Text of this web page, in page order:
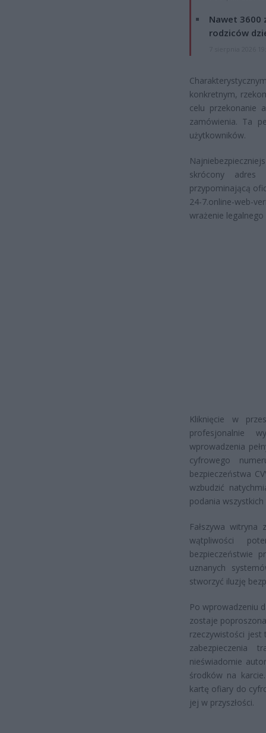
Nawet 3600
rodziców
konkretnym,
celu przekonanie
zamówienia. Ta
użytkowników.
skrócony adres
przypominającą
24-7.online-web-
wrażenie
Kliknięcie w
profesjonalnie
wprowadzenia
cyfrowego
bezpieczeństwa
wzbudzić
podania
Fałszywa
wątpliwości
bezpieczeństwie
uznanych
stworzyć iluzję
Po wprowadzeniu
zostaje
rzeczywistości jest
zabezpieczenia
nieświadomie
środków na
kartę ofiary do
jej w przyszłości.